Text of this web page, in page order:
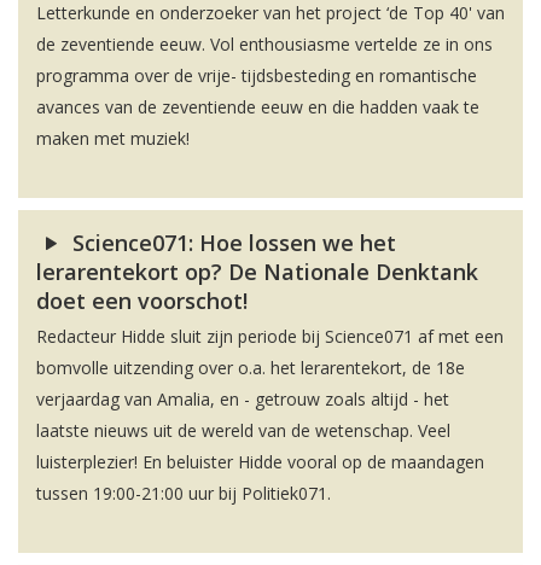
Letterkunde en onderzoeker van het project ‘de Top 40' van
de zeventiende eeuw. Vol enthousiasme vertelde ze in ons
programma over de vrije- tijdsbesteding en romantische
avances van de zeventiende eeuw en die hadden vaak te
maken met muziek!
Science071: Hoe lossen we het
lerarentekort op? De Nationale Denktank
doet een voorschot!
Redacteur Hidde sluit zijn periode bij Science071 af met een
bomvolle uitzending over o.a. het lerarentekort, de 18e
verjaardag van Amalia, en - getrouw zoals altijd - het
laatste nieuws uit de wereld van de wetenschap. Veel
luisterplezier! En beluister Hidde vooral op de maandagen
tussen 19:00-21:00 uur bij Politiek071.